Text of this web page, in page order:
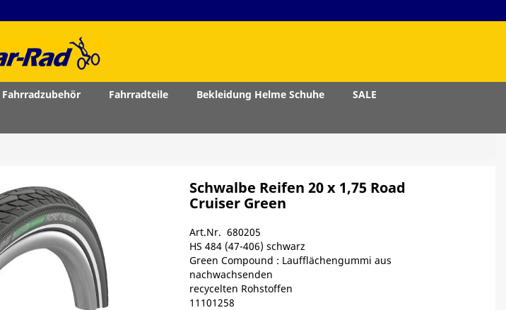
Fahrradzubehör Fahrradteile Bekleidung Helme Schuhe
SALE
Schwalbe Reifen 20 x 1,75 Road
Cruiser Green
Art.Nr. 680205
HS 484 (47-406) schwarz
Green Compound : Laufflächengummi aus
nachwachsenden
recycelten Rohstoffen
11101258